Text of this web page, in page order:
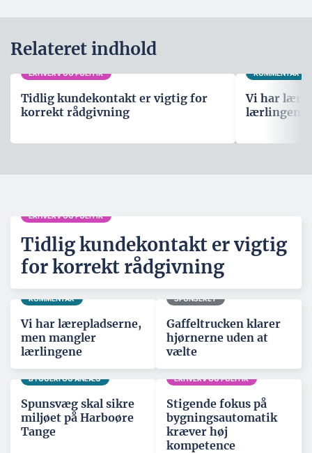
Relateret indhold
ERHVERV OG POLITIK
Tidlig kundekontakt er vigtig for
korrekt rådgivning
KOMMENTAR
Vi har
lærlingene
ERHVERV OG POLITIK
Tidlig kundekontakt er vigtig
for korrekt rådgivning
KOMMENTAR
Vi har lærepladserne,
men mangler
lærlingene
SPONSERET
Gaffeltrucken klarer
hjørnerne uden at
vælte
BYGGERI OG ANLÆG
Spunsvæg skal sikre
miljøet på Harboøre
Tange
ERHVERV OG POLITIK
Stigende fokus på
bygningsautomatik
kræver høj
kompetence